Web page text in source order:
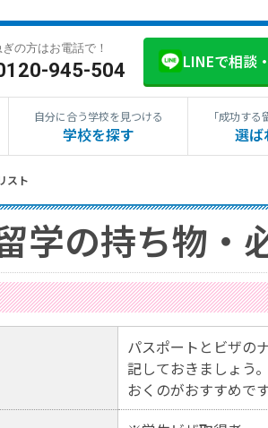
ぎの方はお電話で！
945-504 LINEで相談
自分に合う学校を見つける
学校を探す
「成功す
選ば
スト
学の持ち物・
パスポートとビザの
記しておきましょう
おくのがおすすめで